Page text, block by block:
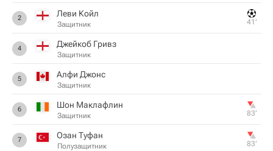
2 Леви Койл
Защитник 41‎’‎
4 Джейкоб Гривз
Защитник
5 Алфи Джонс
Защитник
6 Шон Маклафлин
Защитник 83‎’‎
7 Озан Туфан
Полузащитник 83‎’‎